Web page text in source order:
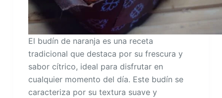
El budín de naranja es una receta
tradicional que destaca por su frescura y
sabor cítrico, ideal para disfrutar en
cualquier momento del día. Este budín se
caracteriza por su textura suave y